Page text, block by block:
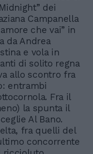
dei
Campanella
che vai” in
da Andrea
e vola in
di solito regna
allo scontro fra
entrambi
Fra il
la spunta il
Al Bano.
fra quelli del
concorrente